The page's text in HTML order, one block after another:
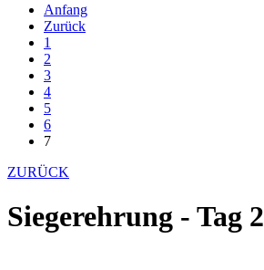
Anfang
Zurück
1
2
3
4
5
6
7
ZURÜCK
Siegerehrung - Tag 2